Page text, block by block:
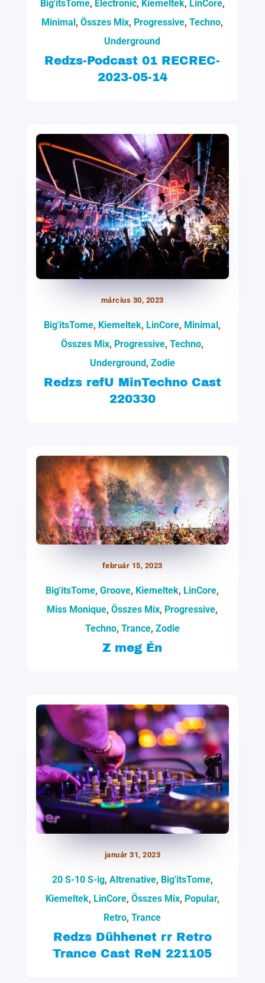
Big'itsTome, Electronic, Kiemeltek, LinCore,
Minimal ,Összes Mix, Progressive,Techno,
Underground
Redzs-Podcast 01 RECREC-
2023-05-14
március 30, 2023
Big'itsTome, Kiemeltek, LinCore, Minimal,
Összes Mix, Progressive,Techno,
Underground, Zodie
Redzs refU MinTechno Cast
220330
február 15, 2023
Big'itsTome,Groove, Kiemeltek, LinCore,
Miss Monique,Összes Mix, Progressive,
Techno, Trance, Zodie
Z meg Én
január 31, 2023
20 S-10 S-ig, Altrenative, Big'itsTome,
Kiemeltek, LinCore, Összes Mix, Popular,
Retro,Trance
Redzs Dühhenet rr Retro
Trance Cast ReN 221105